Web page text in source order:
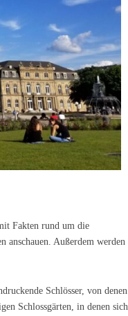
Fakten rund um die
anschauen. Außerdem werden
Schlösser, von denen
Schlossgärten, in denen sich